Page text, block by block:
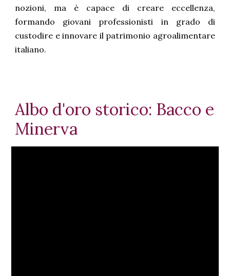
nozioni, ma è capace di creare eccellenza,
formando giovani professionisti in grado di
custodire e innovare il patrimonio agroalimentare
italiano.
Albo d'oro storico: Bacco e
Minerva